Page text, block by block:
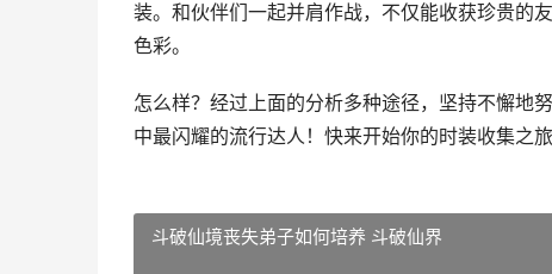
装。和伙伴们一起并肩作战，不仅能收获珍贵的
色彩。
怎么样？经过上面的分析多种途径，坚持不懈地
中最闪耀的流行达人！快来开始你的时装收集之旅
斗破仙境丧失弟子如何培养 斗破仙界